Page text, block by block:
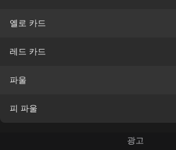
옐로 카드
레드 카드
파울
피 파울